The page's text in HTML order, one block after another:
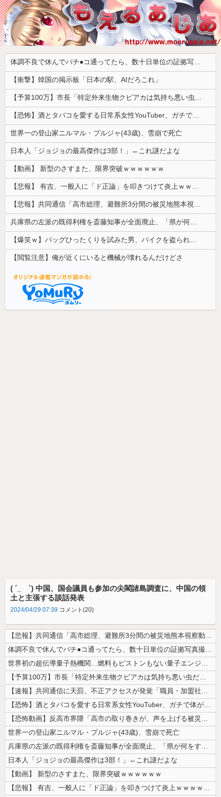
体調不良で休んでパチ●コ通ってたら、数十日単位の証拠写真撮られて会社クビになった
【衝撃】韓国の掲示板「日本の駅、AIだろこれ」
【予算100万】市長「特定外来生物クビアカは気持ち悪い虫だしそんな需要ないと思う」1匹300円相当の報奨金→初日に42万取られ焦り
【恐怖】酒とタバコを愛する日常系女性YouTuber、ガチで体が終わる・・・
世界一の登山家ニルマル・プルジャ(43歳)、雪崩で死亡
日本人「ジョジョの最高傑作は3部！」←これ謎だよな
【動画】 新型のさすまた、限界突破ｗｗｗｗｗｗ
【悲報】 有吉、一般人に「ド正論」を叩きつけて炎上ｗｗｗｗｗｗｗｗ
【悲報】共同通信「高市総理、避難所3分間の被災地熊本視察動画に批判！」 → 内閣報道官「避難所視察は51分間！大変な状況の中で、1時間近く受け入れていただき、感謝！」
兵庫県の左派の既得利権を斎藤知事が全面廃止、「県が何をするねん？」と存在意義そのものが不明で……
【爆笑ｗ】バッグひったくりを試みた男、バイクを盗られる！
【閲覧注意】俺が近くにいると機械が壊れるんだけどさ
( ´_ゝ`) 中国、国会議員も参加の尖閣諸島調査に、中国の領
土と主張する談話発表
2024/04/29 07:39 コメント(20)
【悲報】共同通信「高市総理、避難所3分間の被災地熊本視察動画に批判！」...
体調不良で休んでパチ●コ通ってたら、数十日単位の証拠写真撮られて会社ク...
世界初の超伝導量子熱機関…燃料もピストンもない量子エンジンが回った！
【予算100万】市長「特定外来生物クビアカは気持ち悪い虫だしそんな需要...
【速報】共同通信に天罰、不正アクセスが発覚「職員・加盟社・取引先などの...
【恐怖】酒とタバコを愛する日常系女性YouTuber、ガチで体が終わる...
【恐怖動画】反高市界隈「高市の取り巻きが、声を上げる被災地のおばちゃん...
世界一の登山家ニルマル・プルジャ(43歳)、雪崩で死亡
兵庫県の左派の既得利権を斎藤知事が全面廃止、「県が何をするねん？」と存...
日本人「ジョジョの最高傑作は3部！」←これ謎だよな
【動画】 新型のさすまた、限界突破ｗｗｗｗｗｗ
【悲報】 有吉、一般人に「ド正論」を叩きつけて炎上ｗｗｗｗｗｗｗｗ